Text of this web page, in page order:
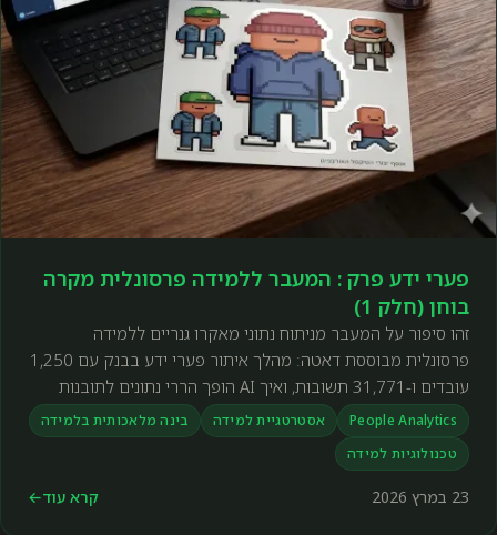
פערי ידע פרק : המעבר ללמידה פרסונלית מקרה
בוחן (חלק 1)
זהו סיפור על המעבר מניתוח נתוני מאקרו גנריים ללמידה
פרסונלית מבוססת דאטה: מהלך איתור פערי ידע בבנק עם 1,250
עובדים ו-31,771 תשובות, ואיך AI הופך הררי נתונים לתובנות
פעולה.
People Analytics אסטרטגיית למידה
בינה מלאכותית בלמידה
טכנולוגיות למידה
23 במרץ 2026 קרא עוד←